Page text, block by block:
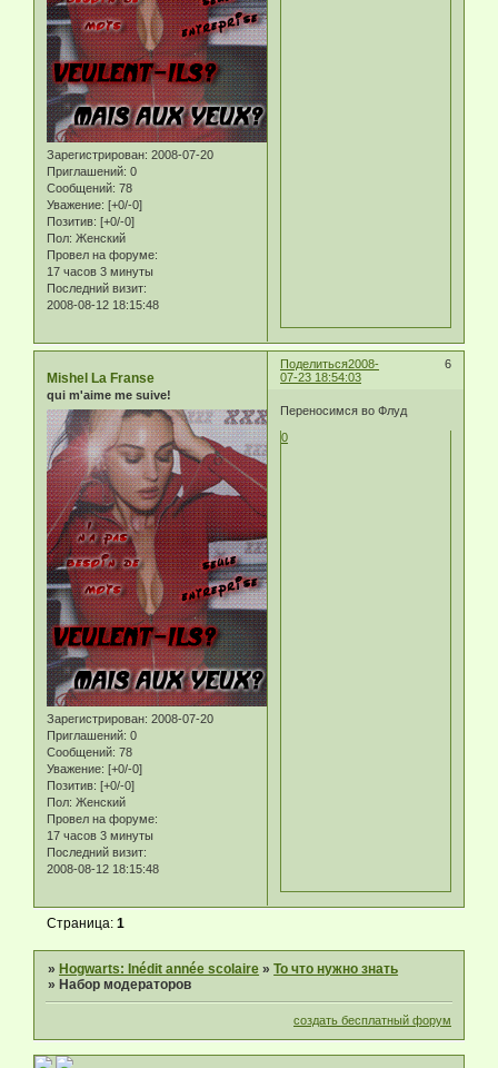
Зарегистрирован: 2008-07-20
Приглашений: 0
Сообщений: 78
Уважение: [+0/-0]
Позитив: [+0/-0]
Пол: Женский
Провел на форуме:
17 часов 3 минуты
Последний визит:
2008-08-12 18:15:48
Поделиться 6
2008-
07-23 18:54:03
Mishel La Franse
qui m'aime me suive!
Зарегистрирован: 2008-07-20
Приглашений: 0
Сообщений: 78
Уважение: [+0/-0]
Позитив: [+0/-0]
Пол: Женский
Провел на форуме:
17 часов 3 минуты
Последний визит:
2008-08-12 18:15:48
Переносимся во Флуд
0
Страница:1
» Hogwarts: Inédit année scolaire »То что нужно знать
» Набор модераторов
создать бесплатный форум